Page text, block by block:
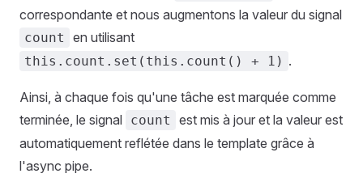
correspondante et nous augmentons la valeur du signal
count en utilisant
this.count.set(this.count() + 1) .
Ainsi, à chaque fois qu'une tâche est marquée comme
terminée, le signal count
est mis à jour et la valeur est
automatiquement reflétée dans le template grâce à
l'async pipe.